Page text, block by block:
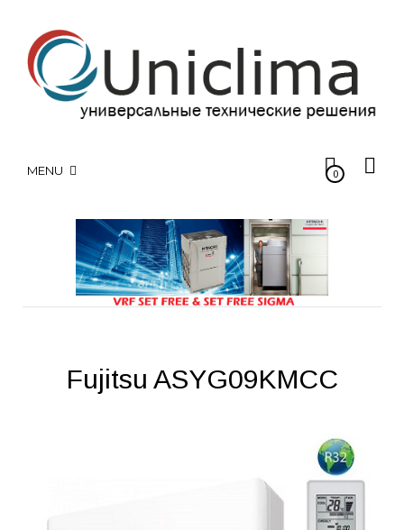
MENU 0
Fujitsu ASYG09KMCC